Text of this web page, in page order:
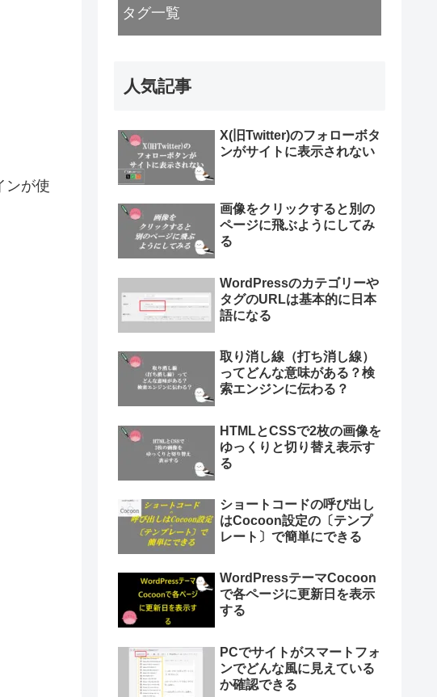
ンが使
タグ一覧
人気記事
X(旧Twitter)のフォローボタ
ンがサイトに表示されない
画像をクリックすると別の
ページに飛ぶようにしてみ
る
WordPressのカテゴリーや
タグのURLは基本的に日本
語になる
取り消し線（打ち消し線）
ってどんな意味がある？検
索エンジンに伝わる？
HTMLとCSSで2枚の画像を
ゆっくりと切り替え表示す
る
ショートコードの呼び出し
はCocoon設定の〔テンプ
レート〕で簡単にできる
WordPressテーマCocoon
で各ページに更新日を表示
する
PCでサイトがスマートフォ
ンでどんな風に見えている
か確認できる